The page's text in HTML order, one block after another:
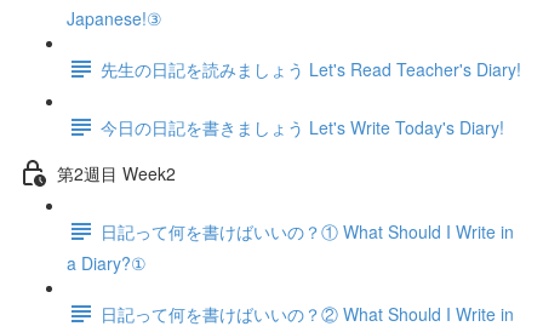
Japanese!③
先生の日記を読みましょう Let's Read Teacher's Diary!
今日の日記を書きましょう Let's Write Today's Diary!
第2週目 Week2
日記って何を書けばいいの？① What Should I Write in
a Diary?①
日記って何を書けばいいの？② What Should I Write in